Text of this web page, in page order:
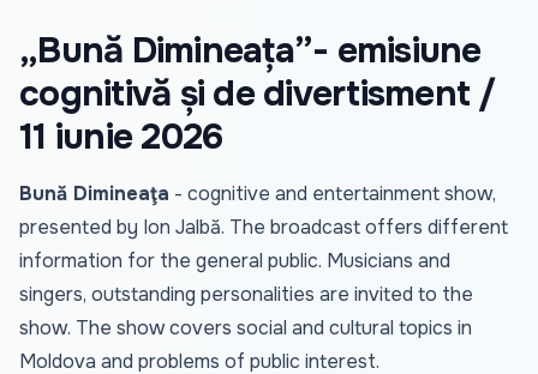
„Bună Dimineața”- emisiune
cognitivă și de divertisment /
11 iunie 2026
Bună Dimineaţa - cognitive and entertainment show,
presented by Ion Jalbă. The broadcast offers different
information for the general public. Musicians and
singers, outstanding personalities are invited to the
show. The show covers social and cultural topics in
Moldova and problems of public interest.